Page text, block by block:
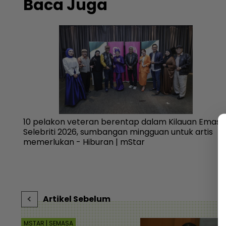
Baca Juga
10 pelakon veteran berentap dalam Kilauan Emas
Selebriti 2026, sumbangan mingguan untuk artis
memerlukan - Hiburan | mStar
Artikel Sebelum
MSTAR | SEMASA